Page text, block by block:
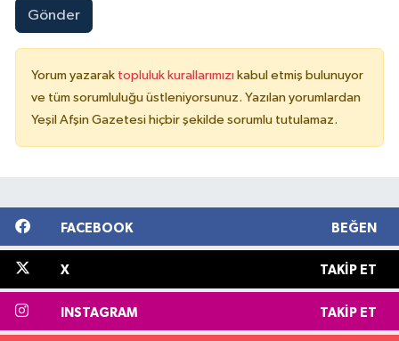
Gönder
Yorum yazarak topluluk kurallarımızı kabul etmiş bulunuyor
ve tüm sorumluluğu üstleniyorsunuz. Yazılan yorumlardan
Yeşil Afşin Gazetesi hiçbir şekilde sorumlu tutulamaz.
FACEBOOK BEĞEN
X TAKIP ET
INSTAGRAM TAKIP ET